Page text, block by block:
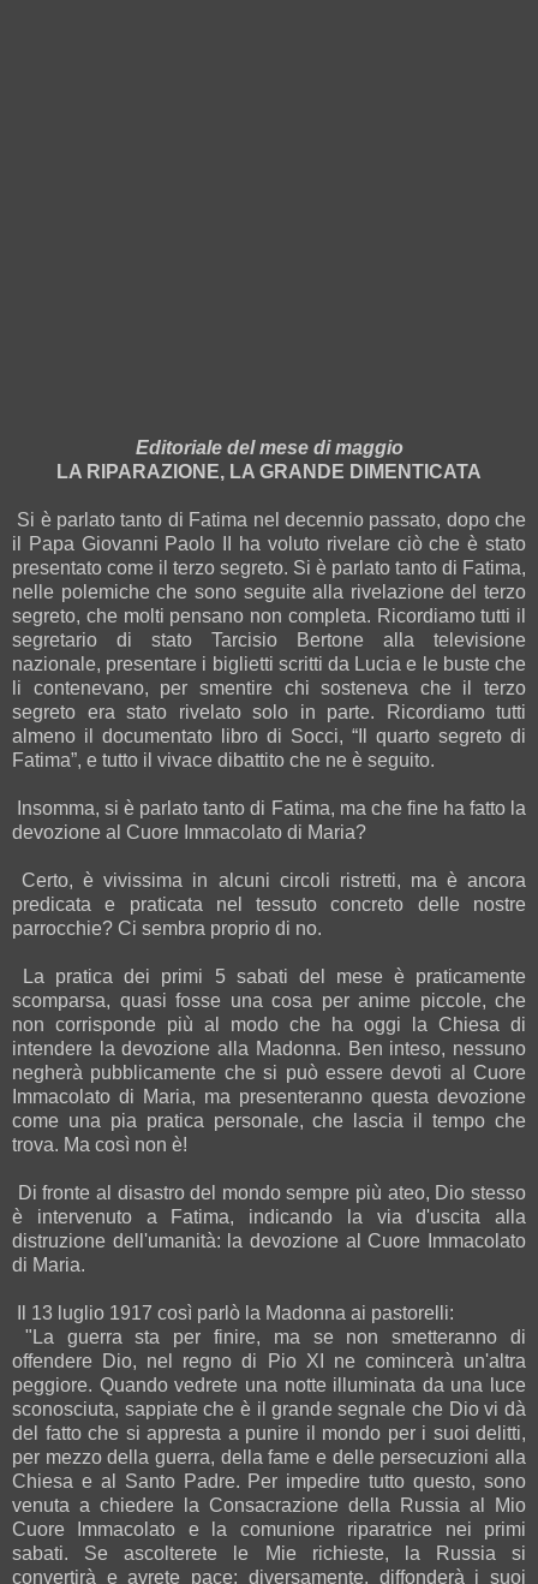
Editoriale del mese di maggio
LA RIPARAZIONE, LA GRANDE DIMENTICATA
Si è parlato tanto di Fatima nel decennio passato, dopo che
il Papa Giovanni Paolo II ha voluto rivelare ciò che è stato
presentato come il terzo segreto. Si è parlato tanto di Fatima,
nelle polemiche che sono seguite alla rivelazione del terzo
segreto, che molti pensano non completa. Ricordiamo tutti il
segretario di stato Tarcisio Bertone alla televisione
nazionale, presentare i biglietti scritti da Lucia e le buste che
li contenevano, per smentire chi sosteneva che il terzo
segreto era stato rivelato solo in parte. Ricordiamo tutti
almeno il documentato libro di Socci, “Il quarto segreto di
Fatima”, e tutto il vivace dibattito che ne è seguito.
Insomma, si è parlato tanto di Fatima, ma che fine ha fatto la
devozione al Cuore Immacolato di Maria?
Certo, è vivissima in alcuni circoli ristretti, ma è ancora
predicata e praticata nel tessuto concreto delle nostre
parrocchie? Ci sembra proprio di no.
La pratica dei primi 5 sabati del mese è praticamente
scomparsa, quasi fosse una cosa per anime piccole, che
non corrisponde più al modo che ha oggi la Chiesa di
intendere la devozione alla Madonna. Ben inteso, nessuno
negherà pubblicamente che si può essere devoti al Cuore
Immacolato di Maria, ma presenteranno questa devozione
come una pia pratica personale, che lascia il tempo che
trova. Ma così non è!
Di fronte al disastro del mondo sempre più ateo, Dio stesso
è intervenuto a Fatima, indicando la via d'uscita alla
distruzione dell'umanità: la devozione al Cuore Immacolato
di Maria.
Il 13 luglio 1917 così parlò la Madonna ai pastorelli:
"La guerra sta per finire, ma se non smetteranno di
offendere Dio, nel regno di Pio XI ne comincerà un'altra
peggiore. Quando vedrete una notte illuminata da una luce
sconosciuta, sappiate che è il grande segnale che Dio vi dà
del fatto che si appresta a punire il mondo per i suoi delitti,
per mezzo della guerra, della fame e delle persecuzioni alla
Chiesa e al Santo Padre. Per impedire tutto questo, sono
venuta a chiedere la Consacrazione della Russia al Mio
Cuore Immacolato e la comunione riparatrice nei primi
sabati. Se ascolterete le Mie richieste, la Russia si
convertirà e avrete pace; diversamente, diffonderà i suoi